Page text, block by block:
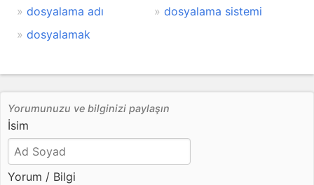
dosyalama adı
dosyalama sistemi
dosyalamak
Yorumunuzu ve bilginizi paylaşın
İsim
Yorum / Bilgi